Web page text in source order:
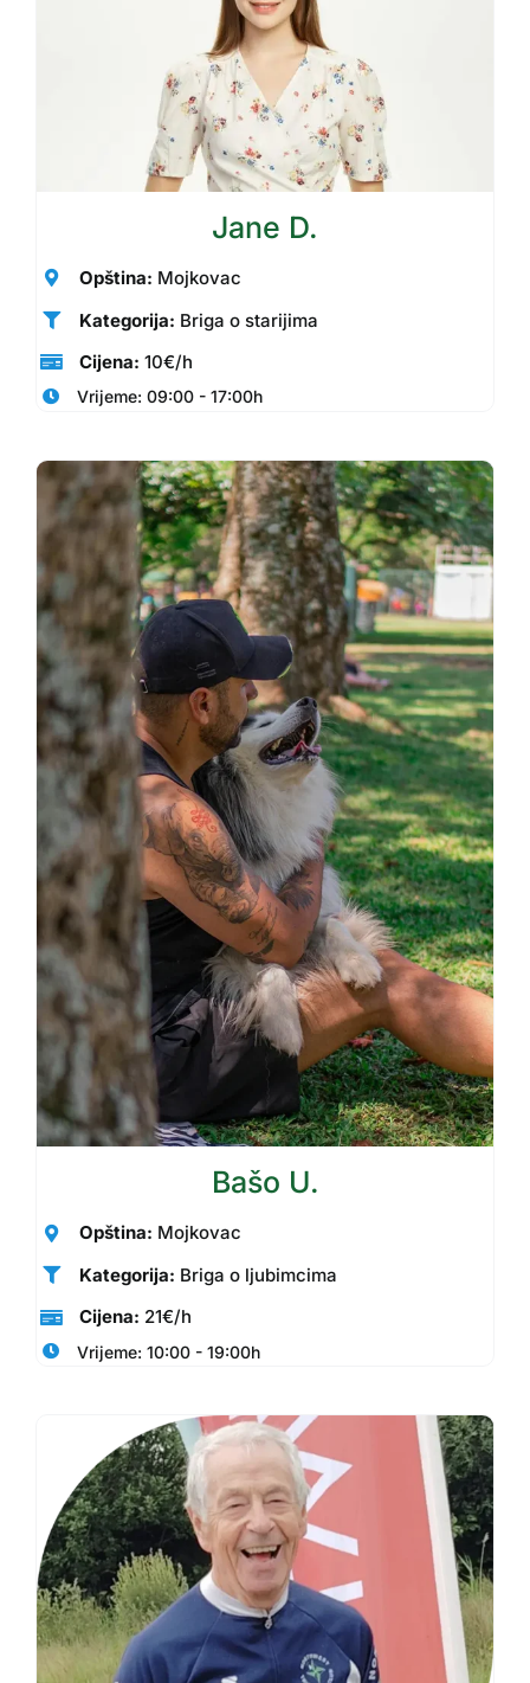
Jane D.
Opština: Mojkovac
Kategorija: Briga o starijima
Cijena: 10€/h
Vrijeme: 09:00 - 17:00h
Bašo U.
Opština: Mojkovac
Kategorija: Briga o ljubimcima
Cijena: 21€/h
Vrijeme: 10:00 - 19:00h